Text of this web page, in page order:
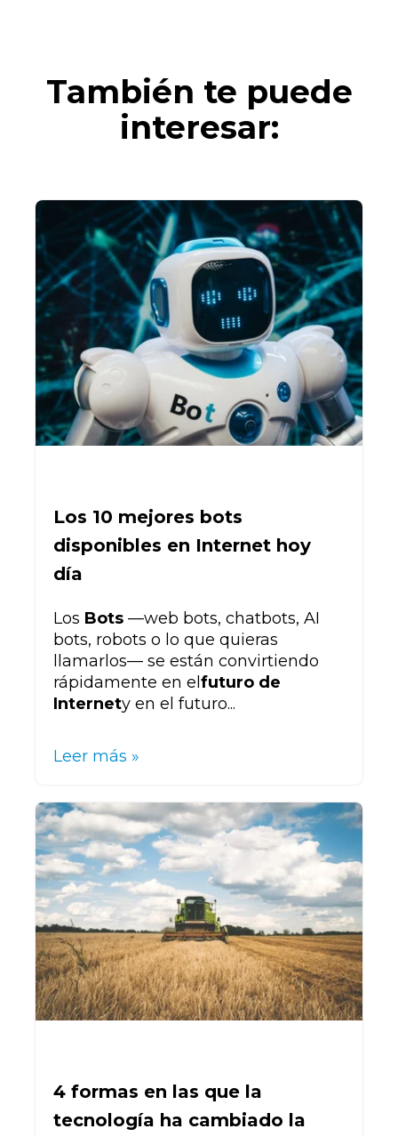
También te puede
interesar:
Los 10 mejores bots
disponibles en Internet hoy
día
Los Bots —web bots, chatbots, AI
bots, robots o lo que quieras
llamarlos— se están convirtiendo
rápidamente en el futuro de
Internety en el futuro...
Leer más »
4 formas en las que la
tecnología ha cambiado la